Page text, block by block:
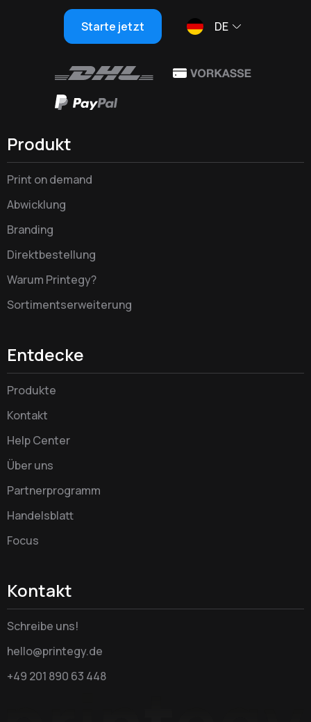
Starte jetzt DE
Produkt
Print on demand
Abwicklung
Branding
Direktbestellung
Warum Printegy?
Sortimentserweiterung
Entdecke
Produkte
Kontakt
Help Center
Über uns
Partnerprogramm
Handelsblatt
Focus
Kontakt
Schreibe uns!
hello@printegy.de
+49 201 890 63 448